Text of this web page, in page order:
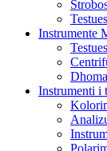
Instrumente
Instrumenti i